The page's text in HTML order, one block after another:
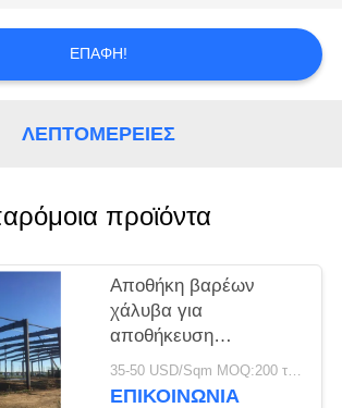
ΕΠΑΦΉ!
ΛΕΠΤΟΜΈΡΕΙΕΣ
προϊόντα
Αποθήκη βαρέων
χάλυβα για
αποθήκευση
εργοστασίου τσιμέντου35-50 USD/Sqm MOQ:200 τ.μ.
ΕΠΙΚΟΙΝΩΝΙΑ